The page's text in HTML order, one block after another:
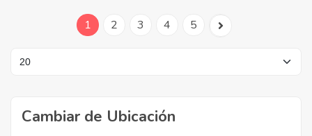
1 2 3 4 5
Cambiar de Ubicación